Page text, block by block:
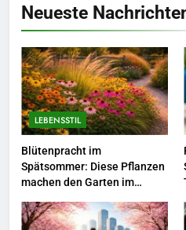
Details
MODE
7
Sie
in Ihren
8
zum
Neueste
LEBENSSTIL
Blütenpracht im
Spätsommer: Diese Pflanzen
machen den Garten im